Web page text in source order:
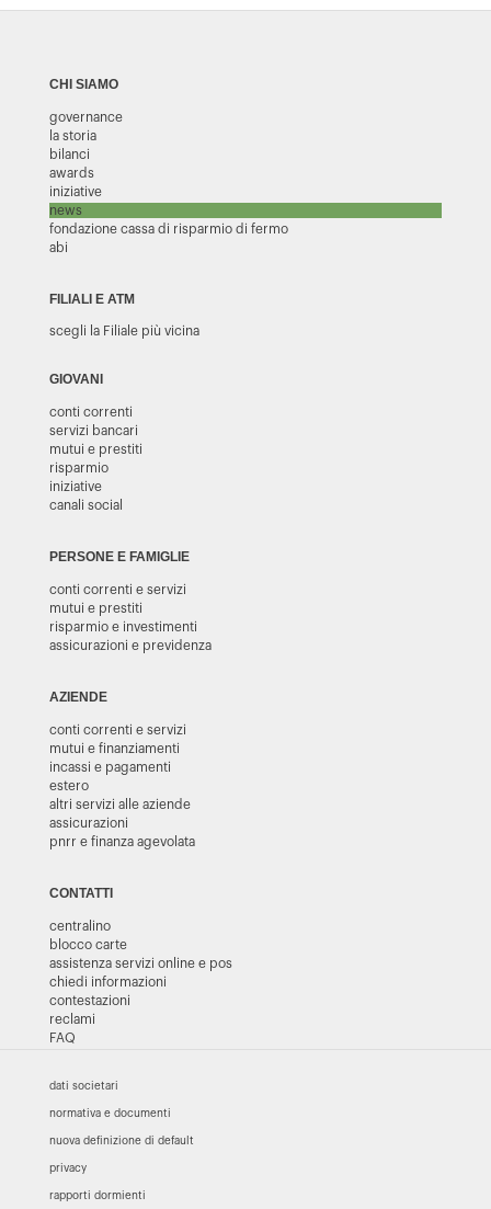
CHI SIAMO
governance
la storia
bilanci
awards
iniziative
news
fondazione cassa di risparmio di fermo
abi
FILIALI E ATM
scegli la Filiale più vicina
GIOVANI
conti correnti
servizi bancari
mutui e prestiti
risparmio
iniziative
canali social
PERSONE E FAMIGLIE
conti correnti e servizi
mutui e prestiti
risparmio e investimenti
assicurazioni e previdenza
AZIENDE
conti correnti e servizi
mutui e finanziamenti
incassi e pagamenti
estero
altri servizi alle aziende
assicurazioni
pnrr e finanza agevolata
CONTATTI
centralino
blocco carte
assistenza servizi online e pos
chiedi informazioni
contestazioni
reclami
FAQ
dati societari
normativa e documenti
nuova definizione di default
privacy
rapporti dormienti